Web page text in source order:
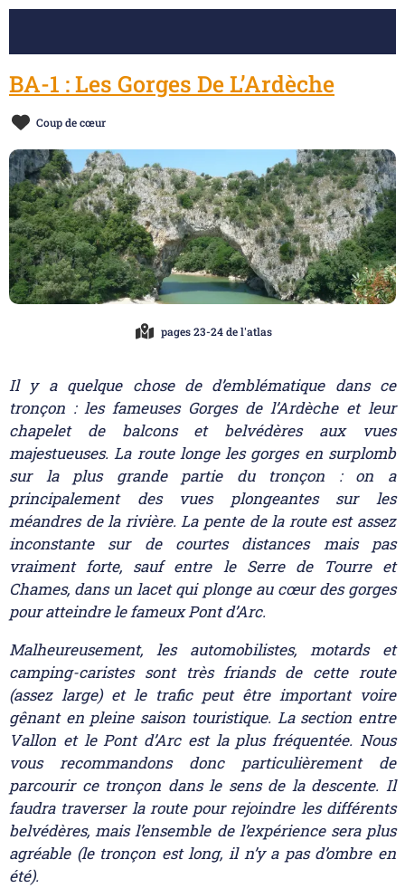
BA-1 : Les Gorges De L’Ardèche
Coup de cœur
pages 23-24 de l'atlas
Il y a quelque chose de d’emblématique dans ce
tronçon : les fameuses Gorges de l’Ardèche et leur
chapelet de balcons et belvédères aux vues
majestueuses. La route longe les gorges en surplomb
sur la plus grande partie du tronçon : on a
principalement des vues plongeantes sur les
méandres de la rivière. La pente de la route est assez
inconstante sur de courtes distances mais pas
vraiment forte, sauf entre le Serre de Tourre et
Chames, dans un lacet qui plonge au cœur des gorges
pour atteindre le fameux Pont d’Arc.
Malheureusement, les automobilistes, motards et
camping-caristes sont très friands de cette route
(assez large) et le trafic peut être important voire
gênant en pleine saison touristique. La section entre
Vallon et le Pont d’Arc est la plus fréquentée. Nous
vous recommandons donc particulièrement de
parcourir ce tronçon dans le sens de la descente. Il
faudra traverser la route pour rejoindre les différents
belvédères, mais l’ensemble de l’expérience sera plus
agréable (le tronçon est long, il n’y a pas d’ombre en
été).